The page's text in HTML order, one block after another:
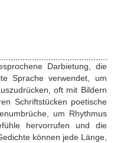
Darbietung, die
Sprache verwendet, um
oft mit Bildern
Schriftstücken poetische
um Rhythmus
hervorrufen und die
können jede Länge,